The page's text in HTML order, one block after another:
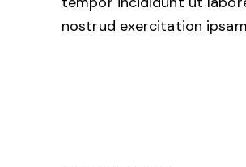
nostrud exercitation